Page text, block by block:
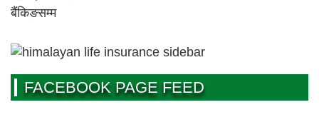
FACEBOOK PAGE FEED